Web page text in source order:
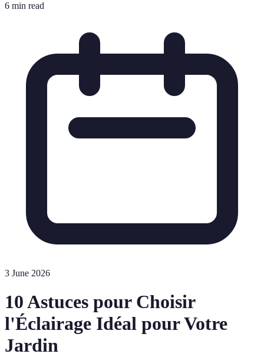
6 min read
3 June 2026
10 Astuces pour Choisir
l'Éclairage Idéal pour Votre
Jardin